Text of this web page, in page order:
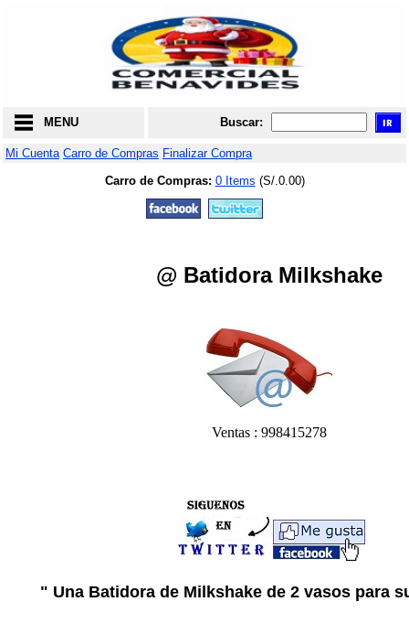
MENU Buscar:
Mi Cuenta Carro de Compras Finalizar Compra
Carro de Compras: 0 Items (S/.0.00)
@ Batidora Milkshake
Ventas : 998415278
" Una Batidora de Milkshake de 2 vasos para